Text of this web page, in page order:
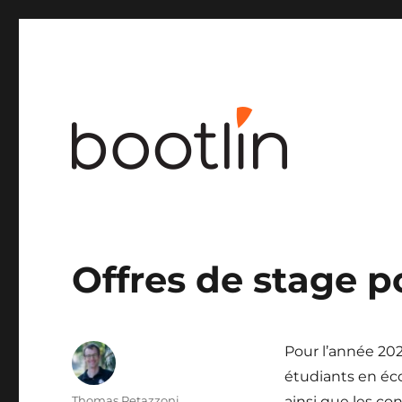
Offres de stage
Pour l’année
étudiants en